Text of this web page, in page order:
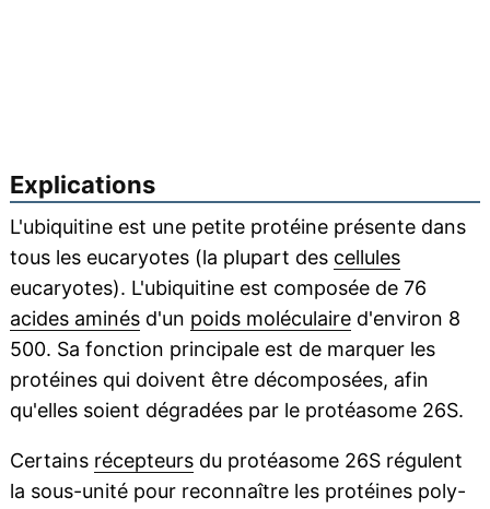
Explications
L'ubiquitine est une petite protéine présente dans
tous les eucaryotes (la plupart des cellules
eucaryotes). L'ubiquitine est composée de 76
acides aminésd'un poids moléculaired'environ 8
500. Sa fonction principale est de marquer les
protéines qui doivent être décomposées, afin
qu'elles soient dégradées par le protéasome 26S.
Certains récepteursdu protéasome 26S régulent
la sous-unité pour reconnaître les protéines poly-